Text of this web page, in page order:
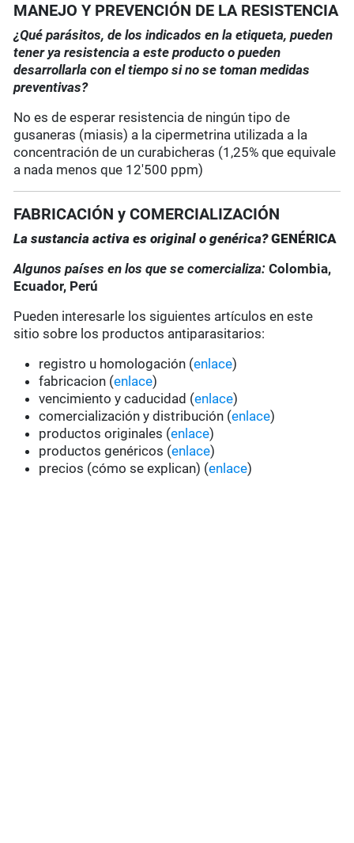
MANEJO Y PREVENCIÓN DE LA RESISTENCIA
¿Qué parásitos, de los indicados en la etiqueta, pueden
tener ya resistencia a este producto o pueden
desarrollarla con el tiempo si no se toman medidas
preventivas?
No es de esperar resistencia de ningún tipo de
gusaneras (miasis) a la cipermetrina utilizada a la
concentración de un curabicheras (1,25% que equivale
a nada menos que 12'500 ppm)
FABRICACIÓN y COMERCIALIZACIÓN
La sustancia activa es original o genérica?GENÉRICA
Algunos países en los que se comercializa:Colombia,
Ecuador, Perú
Pueden interesarle los siguientes artículos en este
sitio sobre los productos antiparasitarios:
registro u homologación (enlace)
fabricacion (enlace)
vencimiento y caducidad (enlace)
comercialización y distribución (enlace)
productos originales (enlace)
productos genéricos (enlace)
precios (cómo se explican) (enlace)